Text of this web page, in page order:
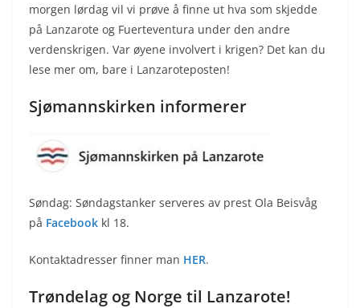
morgen lørdag vil vi prøve å finne ut hva som skjedde
på Lanzarote og Fuerteventura under den andre
verdenskrigen. Var øyene involvert i krigen? Det kan du
lese mer om, bare i Lanzaroteposten!
Sjømannskirken informerer
Søndag: Søndagstanker serveres av prest Ola Beisvåg
på Facebook kl 18.
Kontaktadresser finner man HER.
Trøndelag og Norge til Lanzarote!